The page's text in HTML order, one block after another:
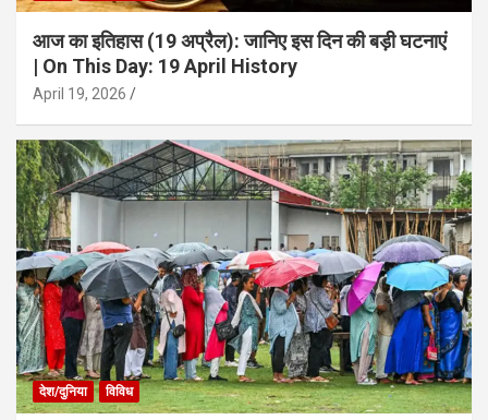
आज का इतिहास (19 अप्रैल): जानिए इस दिन की बड़ी घटनाएं
| On This Day: 19 April History
April 19, 2026
देश/दुनिया विविध